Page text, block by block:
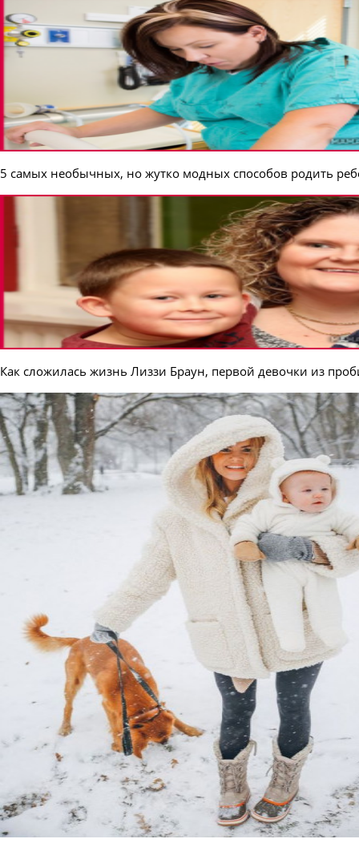
5 самых необычных, но жутко модных способов родить
Как сложилась жизнь Лиззи Браун, первой девочки из